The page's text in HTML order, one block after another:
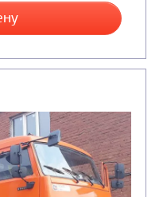
(18)
Вакуумные машины
Илососные машины
Комбинированные
Мусоровозы (24)